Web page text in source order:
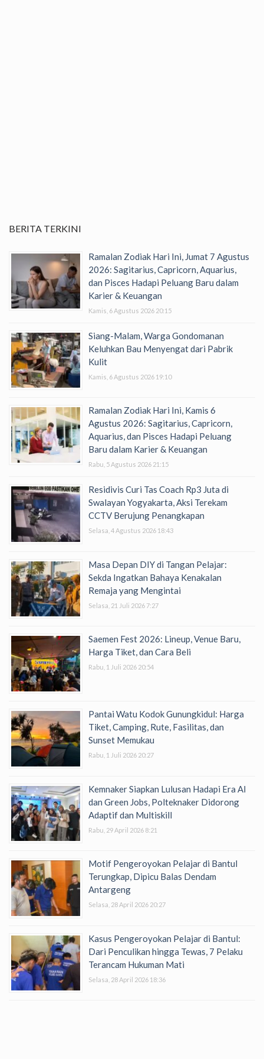
BERITA TERKINI
Ramalan Zodiak Hari Ini, Jumat 7 Agustus
2026: Sagitarius, Capricorn, Aquarius,
dan Pisces Hadapi Peluang Baru dalam
Karier & Keuangan
Kamis, 6 Agustus 2026 20:15
Siang-Malam, Warga Gondomanan
Keluhkan Bau Menyengat dari Pabrik
Kulit
Kamis, 6 Agustus 2026 19:10
Ramalan Zodiak Hari Ini, Kamis 6
Agustus 2026: Sagitarius, Capricorn,
Aquarius, dan Pisces Hadapi Peluang
Baru dalam Karier & Keuangan
Rabu, 5 Agustus 2026 21:15
Residivis Curi Tas Coach Rp3 Juta di
Swalayan Yogyakarta, Aksi Terekam
CCTV Berujung Penangkapan
Selasa, 4 Agustus 2026 18:43
Masa Depan DIY di Tangan Pelajar:
Sekda Ingatkan Bahaya Kenakalan
Remaja yang Mengintai
Selasa, 21 Juli 2026 7:27
Saemen Fest 2026: Lineup, Venue Baru,
Harga Tiket, dan Cara Beli
Rabu, 1 Juli 2026 20:54
Pantai Watu Kodok Gunungkidul: Harga
Tiket, Camping, Rute, Fasilitas, dan
Sunset Memukau
Rabu, 1 Juli 2026 20:27
Kemnaker Siapkan Lulusan Hadapi Era AI
dan Green Jobs, Polteknaker Didorong
Adaptif dan Multiskill
Rabu, 29 April 2026 8:21
Motif Pengeroyokan Pelajar di Bantul
Terungkap, Dipicu Balas Dendam
Antargeng
Selasa, 28 April 2026 20:27
Kasus Pengeroyokan Pelajar di Bantul:
Dari Penculikan hingga Tewas, 7 Pelaku
Terancam Hukuman Mati
Selasa, 28 April 2026 18:36